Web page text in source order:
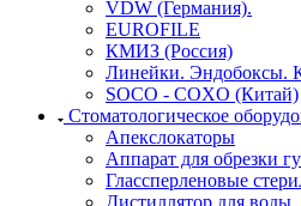
VDW (Германия).
EUROFILE
КМИЗ (Россия)
Линейки. Эндобоксы.
SOCO - COXO (Китай)
Стоматологическое
Апекслокаторы
Аппарат для обрезки
Глассперленовые